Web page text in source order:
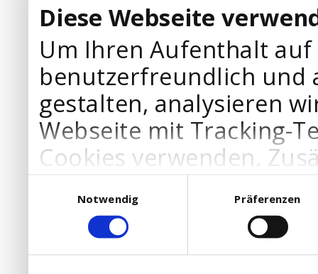
Diese Webseite
Um Ihren Aufenthalt
benutzerfreundlich und
gestalten, analysieren
Webseite mit Tracking-
Cookies verwenden.
Werbepartner
Ihre Bedürfnisse
die Verwendung von
DSGVO.
Notwendig
Präferenzen